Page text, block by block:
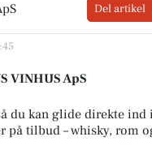
Del artikel
VINHUS ApS
du kan glide direkte ind
på tilbud – whisky, rom